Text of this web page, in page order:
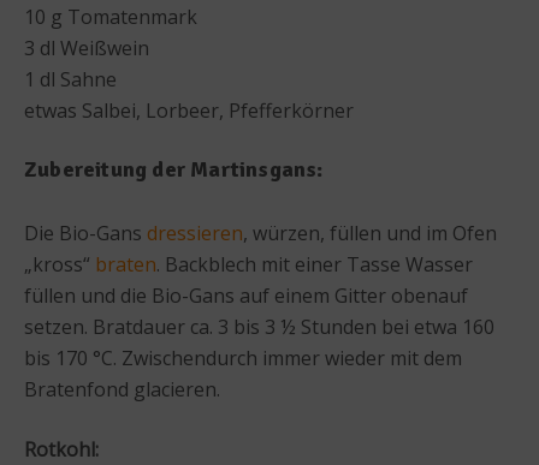
10 g Tomatenmark
3 dl Weißwein
1 dl Sahne
etwas Salbei, Lorbeer, Pfefferkörner
Zubereitung der Martinsgans:
Die Bio-Gans dressieren, würzen, füllen und im Ofen
„kross“ braten. Backblech mit einer Tasse Wasser
füllen und die Bio-Gans auf einem Gitter obenauf
setzen. Bratdauer ca. 3 bis 3 ½ Stunden bei etwa 160
bis 170 °C. Zwischendurch immer wieder mit dem
Bratenfond glacieren.
Rotkohl: